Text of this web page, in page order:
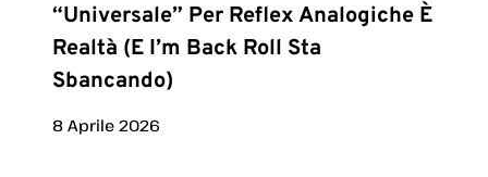
“universale” Per Reflex Analogiche È
Realtà (e I’m Back Roll Sta
Sbancando)
8 Aprile 2026